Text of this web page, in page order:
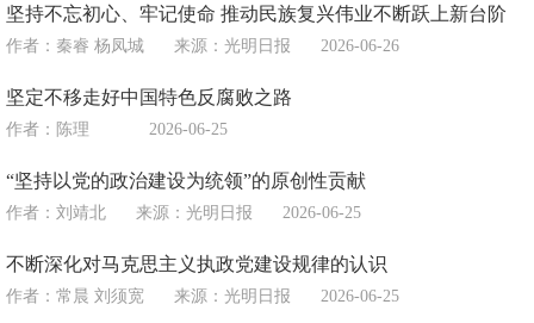
坚持不忘初心、牢记使命 推动民族复兴伟业不断跃上新台阶
作者：秦睿 杨凤城 来源： 光明日报 2026-06-26
坚定不移走好中国特色反腐败之路
作者：陈理 2026-06-25
“坚持以党的政治建设为统领”的原创性贡献
作者：刘靖北 来源： 光明日报 2026-06-25
不断深化对马克思主义执政党建设规律的认识
作者：常晨 刘须宽 来源： 光明日报 2026-06-25